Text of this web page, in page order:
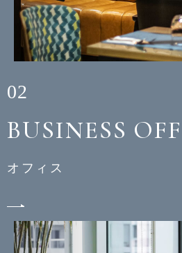
02
BUSINESS
オフィス